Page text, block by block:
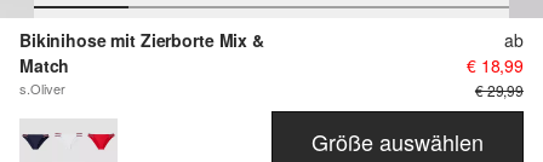
Bikinihose mit Zierborte Mix &
Match
s.Oliver
ab
€ 18,99
€ 29,99
Größe auswählen